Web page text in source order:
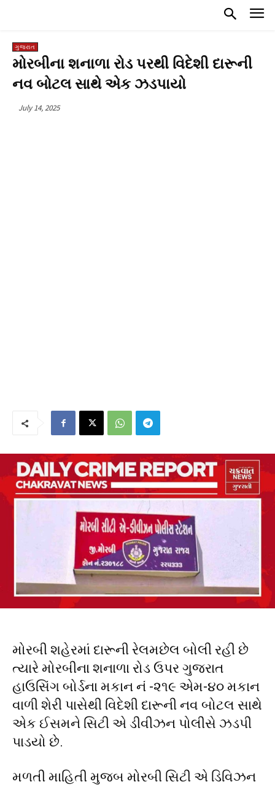
ગુજરાત
મોરબીના શનાળા રોડ પરથી વિદેશી દારૂની
નવ બોટલ સાથે એક ઝડપાયો
July 14, 2025
મોરબી શહેરમાં દારૂની રેલમછેલ બોલી રહી છે
ત્યારે મોરબીના શનાળા રોડ ઉપર ગુજરાત
હાઉસિંગ બોર્ડના મકાન નં -૨૧૯ એમ-૪૦ મકાન
વાળી શેરી પાસેથી વિદેશી દારૂની નવ બોટલ સાથે
એક ઈસમને સિટી એ ડીવીઝન પોલીસે ઝડપી
પાડયો છે.
મળતી માહિતી મુજબ મોરબી સિટી એ ડિવિઝન